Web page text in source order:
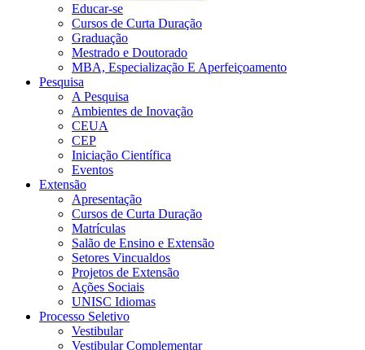
Educar-se
Cursos de Curta Duração
Graduação
Mestrado e Doutorado
MBA, Especialização E Aperfeiçoamento
Pesquisa
A Pesquisa
Ambientes de Inovação
CEUA
CEP
Iniciação Científica
Eventos
Extensão
Apresentação
Cursos de Curta Duração
Matrículas
Salão de Ensino e Extensão
Setores Vincualdos
Projetos de Extensão
Ações Sociais
UNISC Idiomas
Processo Seletivo
Vestibular
Vestibular Complementar